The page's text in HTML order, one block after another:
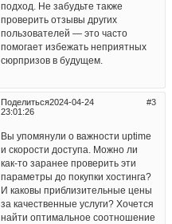
подход. Не забудьте также
проверить отзывы других
пользователей — это часто
помогает избежать неприятных
сюрпризов в будущем.
Поделиться 3
2024-04-24
23:01:26
Вы упомянули о важности uptime
и скорости доступа. Можно ли
как-то заранее проверить эти
параметры до покупки хостинга?
И каковы приблизительные цены
за качественные услуги? Хочется
найти оптимальное соотношение